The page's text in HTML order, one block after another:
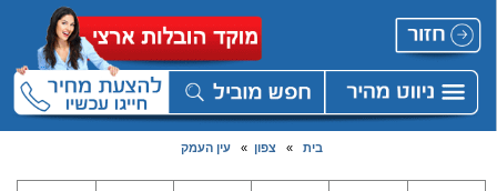
בית » צפון » עין העמק